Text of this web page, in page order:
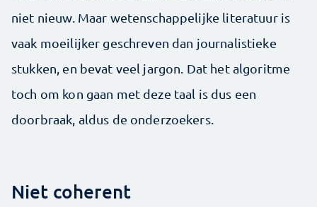
niet nieuw. Maar wetenschappelijke literatuur is
vaak moeilijker geschreven dan journalistieke
stukken, en bevat veel jargon. Dat het algoritme
toch om kon gaan met deze taal is dus een
doorbraak, aldus de onderzoekers.
Niet coherent